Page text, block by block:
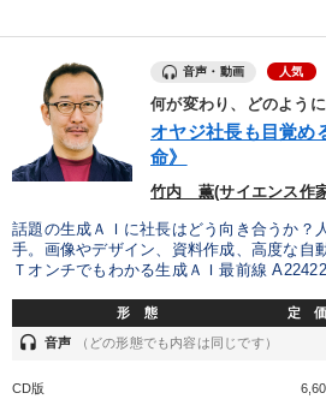
不動産投資 採用
※「更新」を押すと「カテゴリー」「目的別」「キーワ
タグから探す
すべての音声・動画（全2077タイトル）か
タグ・キーワード
音声・動画 人気
何が変わり、どのよう
オヤジ社長も目覚め
命》
竹内 薫(サイエンス作
話題の生成ＡＩに社長はどう向き合うか？
手。画像やデザイン、資料作成、高度な自
Ｔオンチでもわかる生成ＡＩ最前線
形 態 定 価
headset 音声 （どの形態でも内容は同じです）
CD版